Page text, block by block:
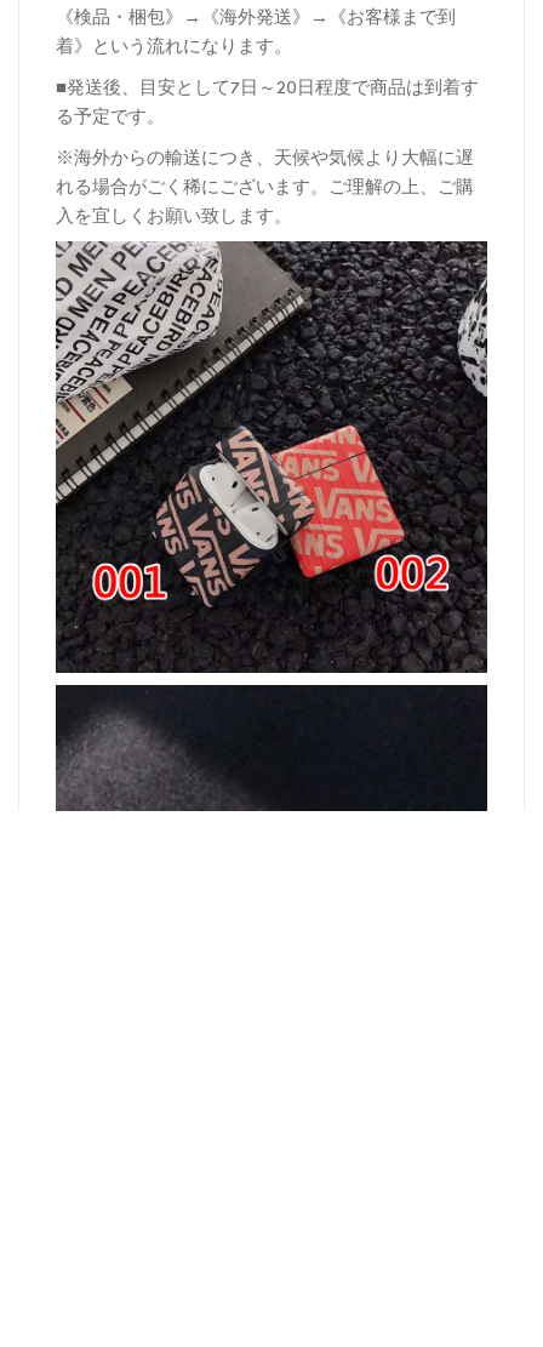
《検品・梱包》→《海外発送》→《お客様まで到
着》という流れになります。
■発送後、目安として7日～20日程度で商品は到着す
る予定です。
※海外からの輸送につき、天候や気候より大幅に遅
れる場合がごく稀にございます。ご理解の上、ご購
入を宜しくお願い致します。